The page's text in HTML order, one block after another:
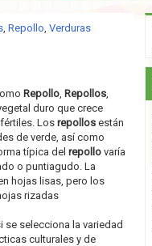
, Repollo, Verduras
Repollo, Repollos,
duro que crece
Los repollosestán
de verde, así como
típica del repollovaría
o puntiagudo. La
hojas lisas, pero los
rizadas
selecciona la variedad
culturales y de